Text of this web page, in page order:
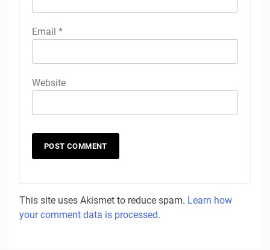
Email *
Website
This site uses Akismet to reduce spam. Learn how
your comment data is processed.